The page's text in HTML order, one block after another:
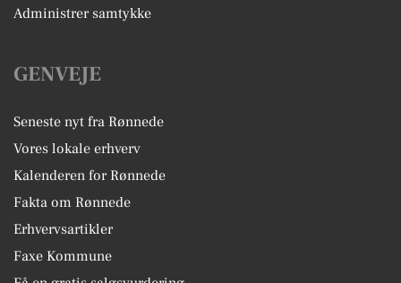
Administrer samtykke
GENVEJE
Seneste nyt fra Rønnede
Vores lokale erhverv
Kalenderen for Rønnede
Fakta om Rønnede
Erhvervsartikler
Faxe Kommune